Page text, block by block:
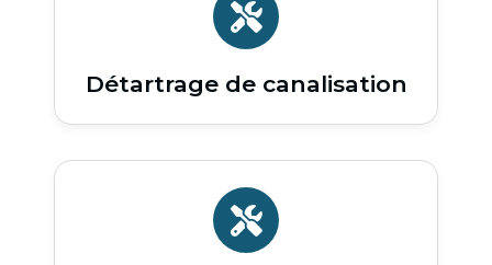
Détartrage de canalisation